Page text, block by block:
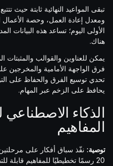
تبقى المواعيد النهائية ثابتة حيث
ومعدل إعادة العمل، وحصة
الأولى اليوم؛ تساعد هذه البيانات
هناك.
يمكن للعناوين والقوالب
فرق الواجهة الأمامية
تحدي توسيع الفرق والحفاظ على
يحافظ على الزخم عبر المهام.
الذكاء الاصطناعي
المفاهيم
توصية: نفّذ سباق أفكار على